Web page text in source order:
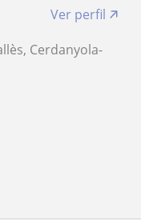
Ver perfil
Cerdanyola-